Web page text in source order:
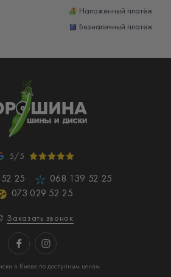
Наложенный платёж
Безналичный платеж
5/5
25
068 139 52 25
073 029 52 25
Заказать звонок
в Киеве по доступным ценам